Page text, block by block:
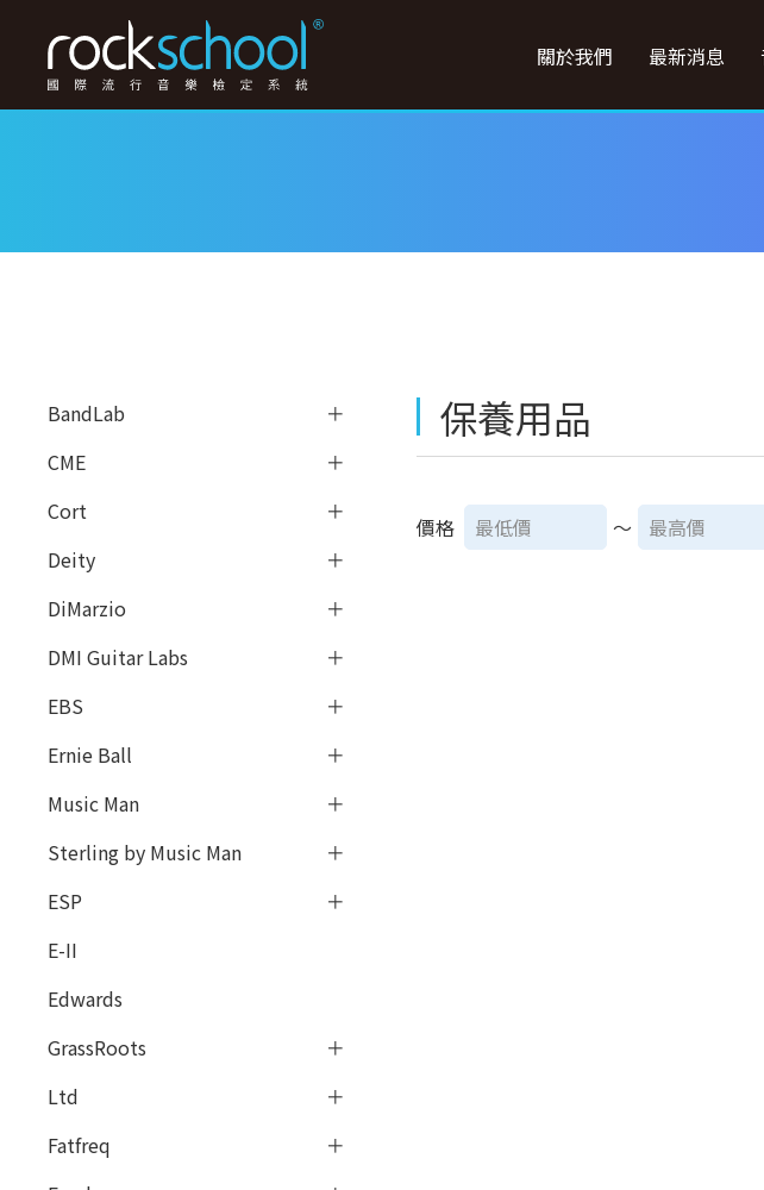
關於我們 最新消息
BandLab
CME
Cort
Deity
DiMarzio
DMI Guitar Labs
EBS
Ernie Ball
Music Man
Sterling by Music Man
ESP
E-II
Edwards
GrassRoots
Ltd
Fatfreq
保養用品
價格 ～